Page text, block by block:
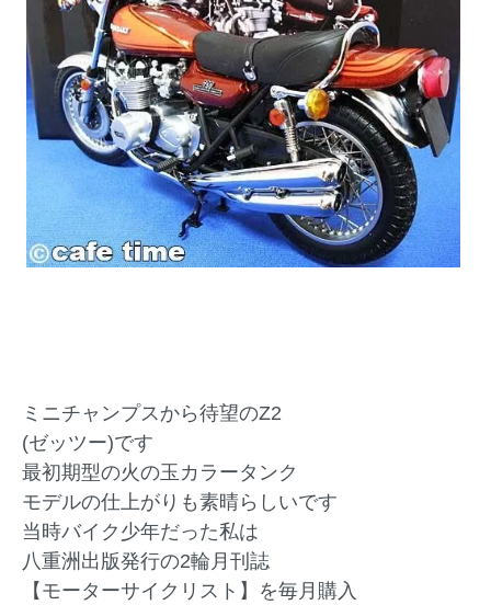
ミニチャンプスから待望のZ2
(ゼッツー)です
最初期型の火の玉カラータンク
モデルの仕上がりも素晴らしいです
当時バイク少年だった私は
八重洲出版発行の2輪月刊誌
【モーターサイクリスト】を毎月購入